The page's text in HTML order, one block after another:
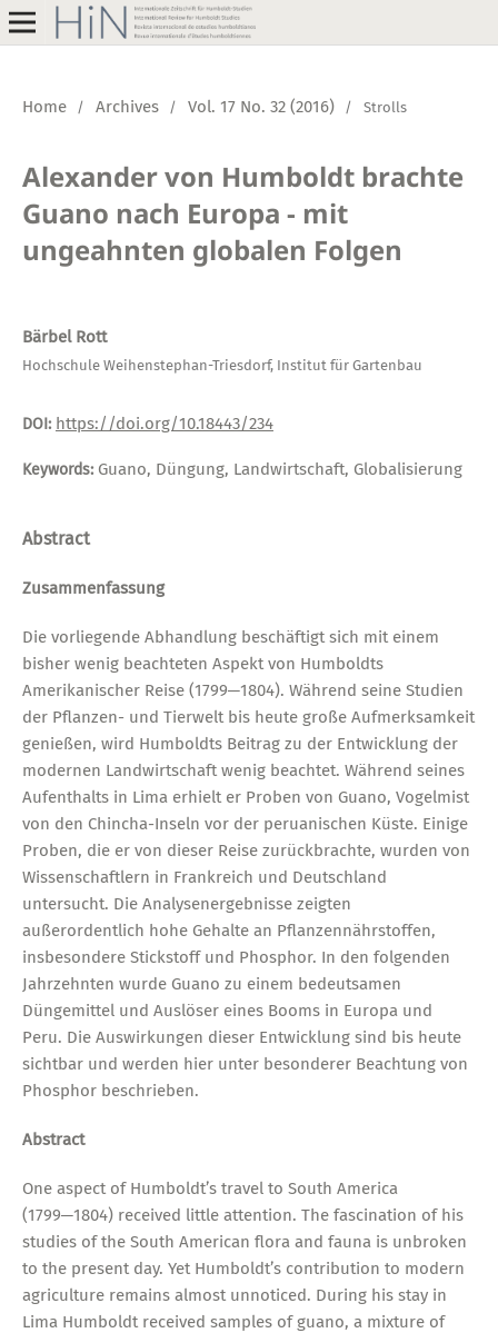
Home / Archives / Vol. 17 No. 32 (2016) / Strolls
Alexander von Humboldt brachte
Guano nach Europa - mit
ungeahnten globalen Folgen
Bärbel Rott
Hochschule Weihenstephan-Triesdorf, Institut für Gartenbau
DOI: https://doi.org/10.18443/234
Keywords: Guano, Düngung, Landwirtschaft, Globalisierung
Abstract
Zusammenfassung
Die vorliegende Abhandlung beschäftigt sich mit einem
bisher wenig beachteten Aspekt von Humboldts
Amerikanischer Reise (1799─1804). Während seine Studien
der Pflanzen- und Tierwelt bis heute große Aufmerksamkeit
genießen, wird Humboldts Beitrag zu der Entwicklung der
modernen Landwirtschaft wenig beachtet. Während seines
Aufenthalts in Lima erhielt er Proben von Guano, Vogelmist
von den Chincha-Inseln vor der peruanischen Küste. Einige
Proben, die er von dieser Reise zurückbrachte, wurden von
Wissenschaftlern in Frankreich und Deutschland
untersucht. Die Analysenergebnisse zeigten
außerordentlich hohe Gehalte an Pflanzennährstoffen,
insbesondere Stickstoff und Phosphor. In den folgenden
Jahrzehnten wurde Guano zu einem bedeutsamen
Düngemittel und Auslöser eines Booms in Europa und
Peru. Die Auswirkungen dieser Entwicklung sind bis heute
sichtbar und werden hier unter besonderer Beachtung von
Phosphor beschrieben.
Abstract
One aspect of Humboldt’s travel to South America
(1799─1804) received little attention. The fascination of his
studies of the South American flora and fauna is unbroken
to the present day. Yet Humboldt’s contribution to modern
agriculture remains almost unnoticed. During his stay in
Lima Humboldt received samples of guano, a mixture of